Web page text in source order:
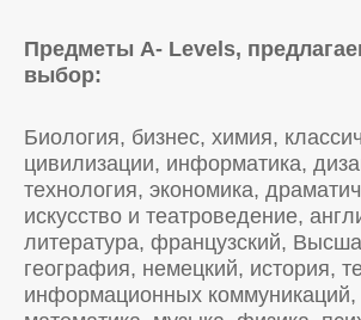
Предметы A- Levels,
выбор:
Биология, бизнес, химия,
цивилизации, информатика,
технология, экономика,
искусство и театроведение,
литература, французский,
география, немецкий, история,
информационных коммуникаций,